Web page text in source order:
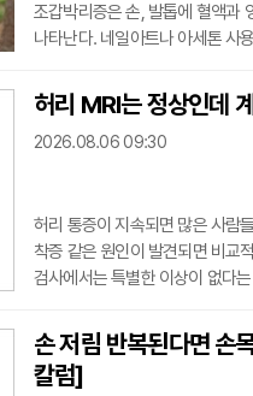
조갑박리증은 손, 발톱에 혈액과
나타난다. 네일아트나 아세톤 사
잘라내는 방법으로 증상 관리가
것이 필요하다. 한의학에서는 환
급 개선
허리 MRI는 정상인데
2026.08.06 09:30
허리 통증이 지속되면 많은 사람
착증 같은 원인이 발견되면 비교
검사에서는 특별한 이상이 없다
지만 모든 허리 통증의 원인을
경우가 있으며, 근육과 인대, 관
원인
손 저림 반복된다면 손
칼럼]